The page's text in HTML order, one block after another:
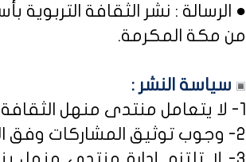
● الرسالة : نشر الثقافة
من مكة المكرمة.
سياسة النشر :
1- لا يتعامل منتدى منهل الثقافة التربوية مع مصطلح ﴿التسجيل المبدئي﴾، فالمشاركات متاحة للجميع.
2- وجوب توثيق المشاركات وفق الأساليب العلمية لتوثيق المعلومات حفظاً للحقوق الفكرية وتيسيراً للباحث عن المعلومة.